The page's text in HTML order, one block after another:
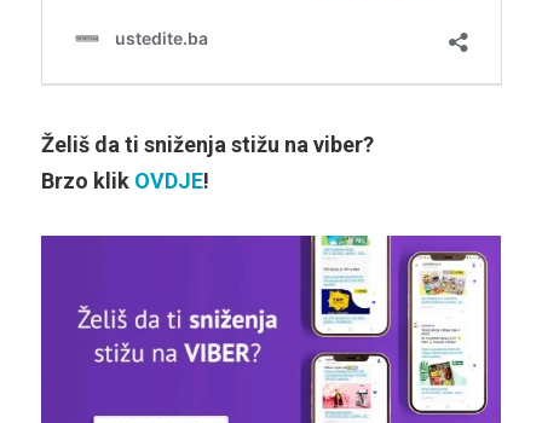
Želiš da ti sniženja stižu na viber?
Brzo klik OVDJE!